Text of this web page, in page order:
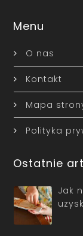
Menu
O nas
Kontakt
Mapa
Polityka
Ostatnie
Jak